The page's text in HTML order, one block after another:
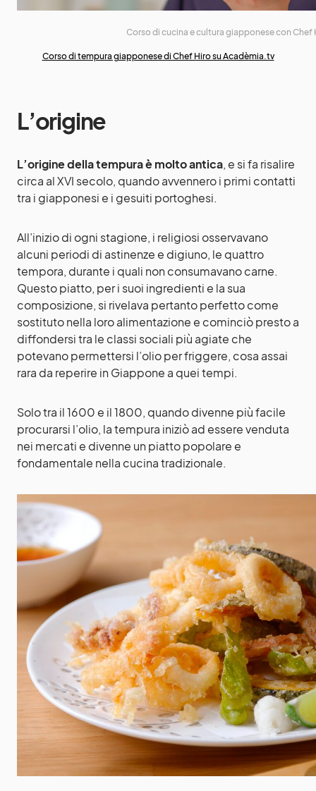
Corso di cucina e cultura giapponese con Chef
Corso di tempura giapponese di Chef Hiro su Acadèmia.tv
L’origine
L’origine della tempura è molto antica, e si fa risalire
circa al XVI secolo, quando avvennero i primi contatti
tra i giapponesi e i gesuiti portoghesi.
All’inizio di ogni stagione, i religiosi osservavano
alcuni periodi di astinenze e digiuno, le quattro
tempora, durante i quali non consumavano carne.
Questo piatto, per i suoi ingredienti e la sua
composizione, si rivelava pertanto perfetto come
sostituto nella loro alimentazione e cominciò presto a
diffondersi tra le classi sociali più agiate che
potevano permettersi l’olio per friggere, cosa assai
rara da reperire in Giappone a quei tempi.
Solo tra il 1600 e il 1800, quando divenne più facile
procurarsi l’olio, la tempura iniziò ad essere venduta
nei mercati e divenne un piatto popolare e
fondamentale nella cucina tradizionale.